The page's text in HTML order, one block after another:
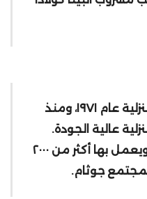
تأسست شركة XYZ للأدوات المنزلية عام ١٩٧١، ومنذ
عالية الجودة.
تقع الشركة في مدينة جوثام، ويعمل بها أكثر من ٢٠٠٠
جوثام.